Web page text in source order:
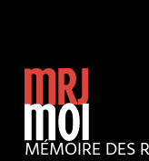
MÉMOIRE DES